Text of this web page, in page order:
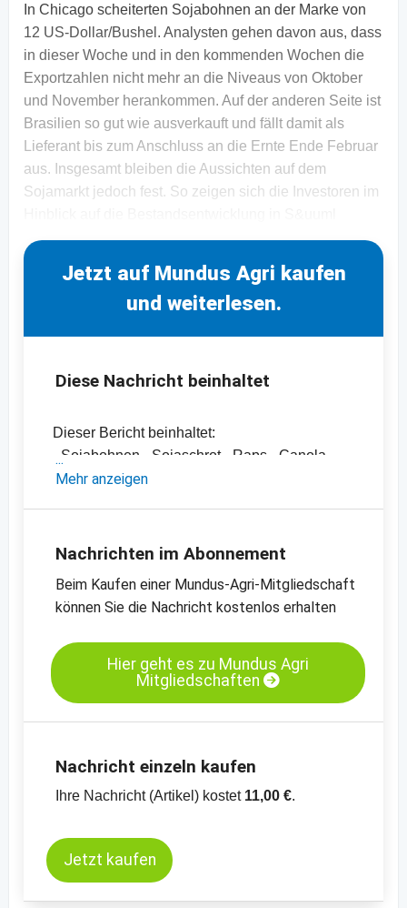
In Chicago scheiterten Sojabohnen an der Marke von
12 US-Dollar/Bushel. Analysten gehen davon aus, dass
in dieser Woche und in den kommenden Wochen die
Exportzahlen nicht mehr an die Niveaus von Oktober
und November herankommen. Auf der anderen Seite ist
Brasilien so gut wie ausverkauft und fällt damit als
Lieferant bis zum Anschluss an die Ernte Ende Februar
aus. Insgesamt bleiben die Aussichten auf dem
Sojamarkt jedoch fest. So zeigen sich die Investoren im
Jetzt auf Mundus Agri kaufen
und weiterlesen.
Diese Nachricht beinhaltet
Dieser Bericht beinhaltet:
- Sojabohnen-, Sojaschrot-, Raps-, Canola-
und Rapsschrotpreise sowie diverse
Handels
- Preischarts, Erntebilanzen und Import- und
Exportdaten
CBoT
-
Preischart Sojabohnen, getrocknet,
kurzfristige Termine, CBOT
Mehr anzeigen
Nachrichten im Abonnement
Beim Kaufen einer Mundus-Agri-Mitgliedschaft
können Sie die Nachricht kostenlos erhalten
Hier geht es zu Mundus Agri
Mitgliedschaften
Nachricht einzeln kaufen
Ihre Nachricht (Artikel) kostet 11,00 €.
Jetzt kaufen